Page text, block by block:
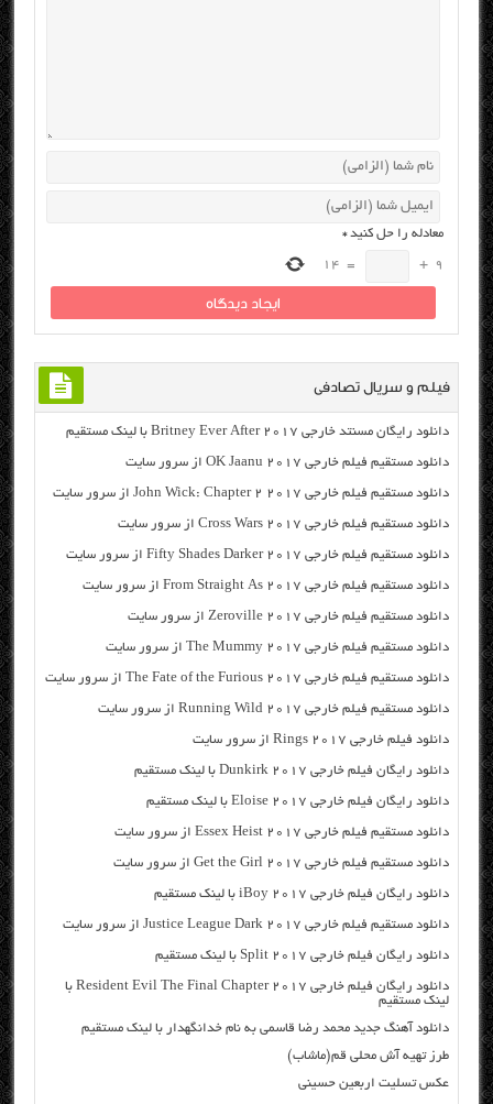
معادله را حل کنید*
9
+
=
14
فیلم و سریال تصادفی
دانلود رایگان مسنتد خارجی Britney Ever After 2017 با لینک مستقیم
دانلود مستقیم فیلم خارجی OK Jaanu 2017 از سرور سایت
دانلود مستقیم فیلم خارجی John Wick: Chapter 2 2017 از سرور سایت
دانلود مستقیم فیلم خارجی Cross Wars 2017 از سرور سایت
دانلود مستقیم فیلم خارجی Fifty Shades Darker 2017 از سرور سایت
دانلود مستقیم فیلم خارجی From Straight As 2017 از سرور سایت
دانلود مستقیم فیلم خارجی Zeroville 2017 از سرور سایت
دانلود مستقیم فیلم خارجی The Mummy 2017 از سرور سایت
دانلود مستقیم فیلم خارجی The Fate of the Furious 2017 از سرور سایت
دانلود مستقیم فیلم خارجی Running Wild 2017 از سرور سایت
دانلود فیلم خارجی Rings 2017 از سرور سایت
دانلود رایگان فیلم خارجی Dunkirk 2017 با لینک مستقیم
دانلود رایگان فیلم خارجی Eloise 2017 با لینک مستقیم
دانلود مستقیم فیلم خارجی Essex Heist 2017 از سرور سایت
دانلود مستقیم فیلم خارجی Get the Girl 2017 از سرور سایت
دانلود رایگان فیلم خارجی iBoy 2017 با لینک مستقیم
دانلود مستقیم فیلم خارجی Justice League Dark 2017 از سرور سایت
دانلود رایگان فیلم خارجی Split 2017 با لینک مستقیم
دانلود رایگان فیلم خارجی Resident Evil The Final Chapter 2017 با
لینک مستقیم
دانلود آهنگ جدید محمد رضا قاسمی به نام خدانگهدار با لینک مستقیم
طرز تهیه آش محلی قم(ماشاب)
عکس تسلیت اربعین حسینی